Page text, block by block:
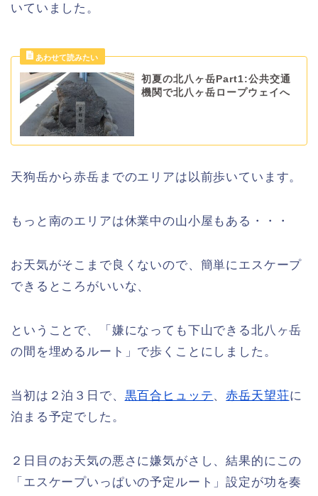
いていました。
初夏の北八ヶ岳Part1:公共交通
機関で北八ヶ岳ロープウェイへ
天狗岳から赤岳までのエリアは以前歩いています。
もっと南のエリアは休業中の山小屋もある・・・
お天気がそこまで良くないので、簡単にエスケープ
できるところがいいな、
ということで、「嫌になっても下山できる北八ヶ岳
の間を埋めるルート」で歩くことにしました。
当初は２泊３日で、 黒百合ヒュッテ、赤岳天望荘に
泊まる予定でした。
２日目のお天気の悪さに嫌気がさし、結果的にこの
「エスケープいっぱいの予定ルート」設定が功を奏